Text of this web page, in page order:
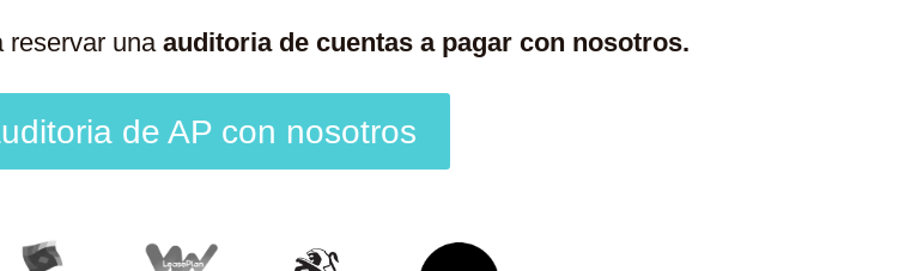
reservar unaauditoria de cuentas a pagar con nosotros.
de AP con nosotros